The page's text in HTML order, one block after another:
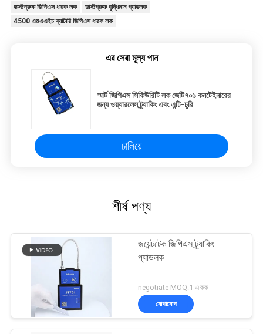
ডাস্টপ্রুফ জিপিএস ধারক লক
ডাস্টপ্রুফ বুদ্ধিমান প্যাডলক
4500 এমএএইচ ব্যাটারি জিপিএস ধারক লক
এর সেরা মূল্য পান
স্মার্ট জিপিএস সিকিউরিটি লক জেটি৭০১ কনটেইনারের
জন্য ওয়্যারলেস ট্র্যাকিং এবং এন্টি-চুরি
চালিয়ে
শীর্ষ পণ্য
জয়েন্টটেক জিপিএস ট্র্যাকিং
প্যাডলক
negotiate MOQ:1 একক
যোগাযোগ